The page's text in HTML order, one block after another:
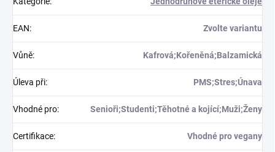
EAN: Zvolte variantu
Vůně: Kafrová;Kořeněná;Balzamická
Úleva při: PMS;Stres;Únava
Vhodné pro: Senioři;Studenti;Těhotné a kojící;Muži;Ženy
Certifikace: Vhodné pro vegany